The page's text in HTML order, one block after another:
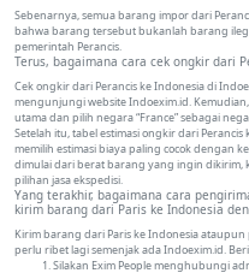
Sebenarnya, semua barang impor dari
bahwa barang tersebut bukanlah barang
pemerintah Perancis.
Terus, bagaimana cara cek ongkir dari
Cek ongkir dari Perancis ke Indonesia di
mengunjungi website Indoexim.id.
utama dan pilih negara “France” sebagai
Setelah itu, tabel estimasi ongkir dari
memilih estimasi biaya paling cocok dengan
dimulai dari berat barang yang ingin dikirim,
pilihan jasa ekspedisi.
Yang terakhir, bagaimana cara
kirim barang dari Paris ke Indonesia
Kirim barang dari Paris ke Indonesia
perlu ribet lagi semenjak ada Indoexim.id.
Silakan Exim People menghubungi